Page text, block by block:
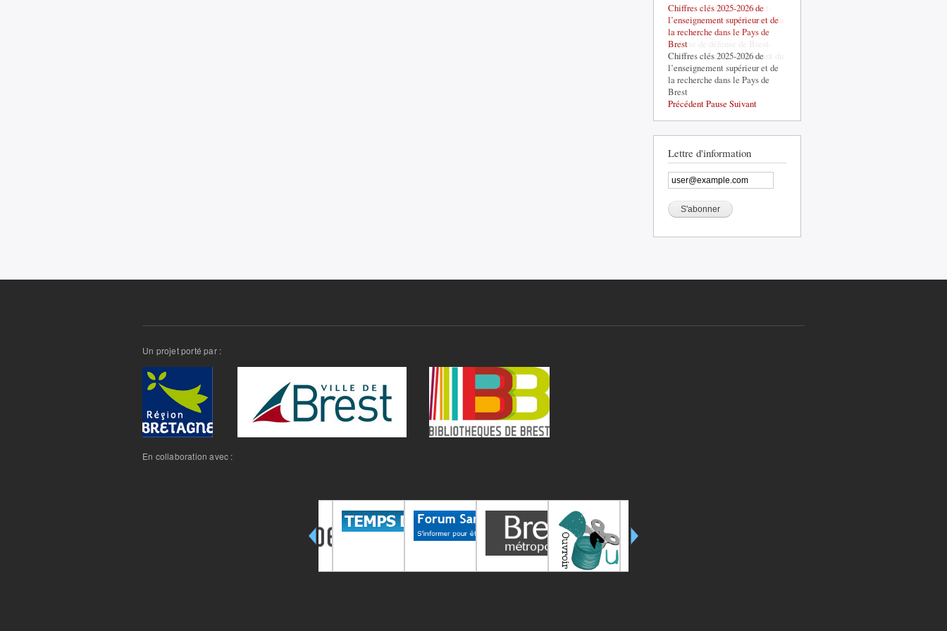
Chiffres clés 2025-2026 de
l’enseignement supérieur et de
la recherche dans le Pays de
Brest
Chiffres clés 2025-2026 de
l’enseignement supérieur et de
la recherche dans le Pays de
Brest
La base de défense de Brest-
Lorient, un acteur structurant du
territoire
La base de défense de Brest-
Lorient, un acteur structurant du
territoire
PrécédentPause Suivant
Lettre d'information
Un projet porté par :
En collaboration avec :